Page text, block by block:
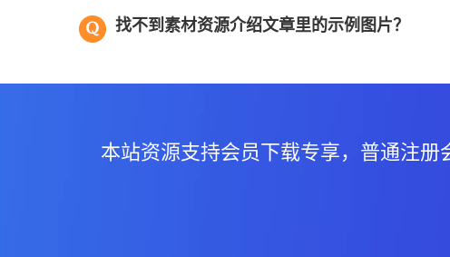
找不到素材资源介绍文章里的示例图片？
本站资源支持会员下载专享，普通注